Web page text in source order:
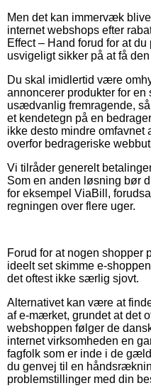
Men det kan immervæk
internet webshops efter
Effect – Hand forud for at
usvigeligt sikker på at få
Du skal imidlertid være
annoncerer produkter for
usædvanlig fremragende,
et kendetegn på en
ikke desto mindre
overfor bedrageriske
Vi tilråder generelt
Som en anden løsning bør
for eksempel ViaBill,
regningen over flere uger.
Forud for at nogen shopper
ideelt set skimme e-
det oftest ikke særlig sjovt.
Alternativet kan være at
af e-mærket, grundet at det
webshoppen følger de
internet virksomheden en
fagfolk som er inde i de
du genvej til en
problemstillinger med din